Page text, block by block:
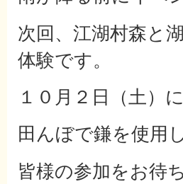
次回、江湖村森と
体験です。
１０月２日（土）
田んぼで鎌を使用
皆様の参加をお待